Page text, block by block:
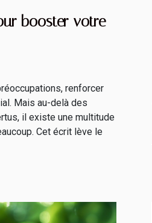
booster votre
renforcer
Mais au-delà des
il existe une multitude
Cet écrit lève le